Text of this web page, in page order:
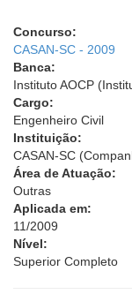
Concurso:
CASAN-SC - 2009
Banca:
Instituto AOCP
Cargo:
Engenheiro Civil
Instituição:
CASAN-SC
Área de Atuação:
Outras
Aplicada em:
11/2009
Nível:
Superior Completo